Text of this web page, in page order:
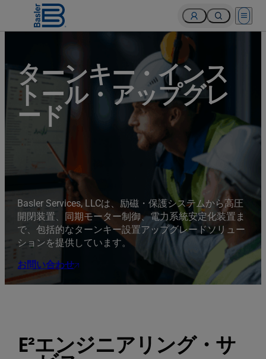
Open
ターンキー・インス
トール・アップグレ
ード
Basler Services, LLCは、励磁・保護システムから高圧
開閉装置、同期モーター制御、電力系統安定化装置ま
で、包括的なターンキー設置アップグレードソリュー
ションを提供しています。
お問い合わせ
E²エンジニアリング・サ